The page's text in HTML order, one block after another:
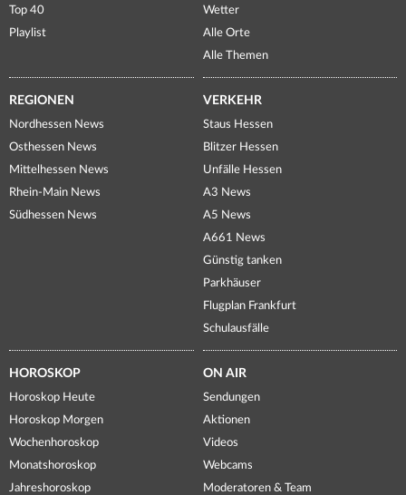
Top 40
Playlist
Wetter
Alle Orte
Alle Themen
REGIONEN
Nordhessen News
Osthessen News
Mittelhessen News
Rhein-Main News
Südhessen News
VERKEHR
Staus Hessen
Blitzer Hessen
Unfälle Hessen
A3 News
A5 News
A661 News
Günstig tanken
Parkhäuser
Flugplan Frankfurt
Schulausfälle
HOROSKOP
Horoskop Heute
Horoskop Morgen
Wochenhoroskop
Monatshoroskop
Jahreshoroskop
ON AIR
Sendungen
Aktionen
Videos
Webcams
Moderatoren & Team